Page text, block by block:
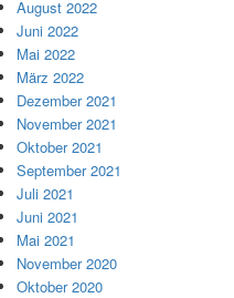
August 2022
Juni 2022
Mai 2022
März 2022
Dezember 2021
November 2021
Oktober 2021
September 2021
Juli 2021
Juni 2021
Mai 2021
November 2020
Oktober 2020